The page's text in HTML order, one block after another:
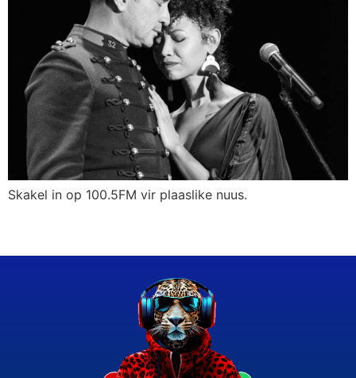
Skakel in op 100.5FM vir plaaslike nuus.